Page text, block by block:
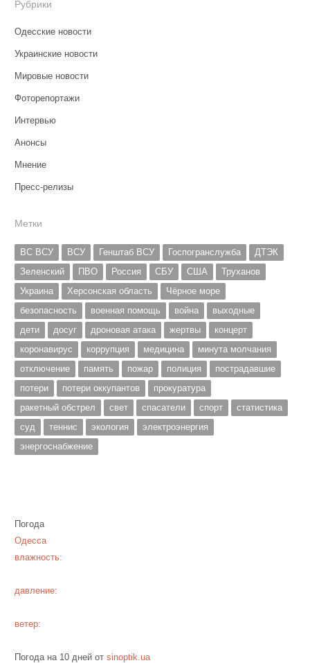
Рубрики
Одесские новости
Украинские новости
Мировые новости
Фоторепортажи
Интервью
Анонсы
Мнение
Пресс-релизы
Метки
ВС ВСУ ВСУ Генштаб ВСУ Госпогранслужба
ДТЭК
Зеленский
ПВО Россия СБУ США
Труханов
Украина
Херсонская область
Чёрное море
безопасность
военная помощь война
выходные
дети
досуг дроновая атака жертвы
концерт
коронавирус
коррупция медицина
минута молчания
отключение
память пожар полиция
пострадавшие
потери
потери оккупантов
прокуратура
ракетный обстрел
свет спасатели спорт
статистика
суд
теннис экология
электроэнергия
энергоснабжение
Погода
Одесса
влажность:
давление:
ветер:
Погода на 10 дней от sinoptik.ua